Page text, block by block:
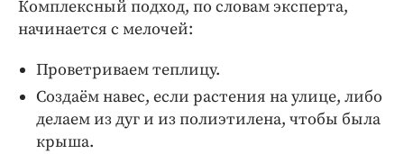
Комплексный подход, по словам эксперта,
начинается с мелочей:
Проветриваем теплицу.
Создаём навес, если растения на улице, либо
делаем из дуг и из полиэтилена, чтобы была
крыша.